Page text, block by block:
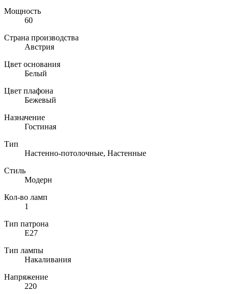
Мощность
60
Страна производства
Австрия
Цвет основания
Белый
Цвет плафона
Бежевый
Назначение
Гостиная
Тип
Настенно-потолочные, Настенные
Стиль
Модерн
Кол-во ламп
1
Тип патрона
E27
Тип лампы
Накаливания
Напряжение
220